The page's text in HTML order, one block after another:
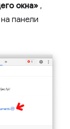
окна» ,
панели